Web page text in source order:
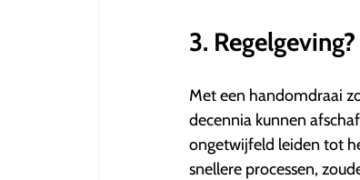
3.
Met een handomdraai
decennia kunnen
ongetwijfeld leiden tot
snellere processen,